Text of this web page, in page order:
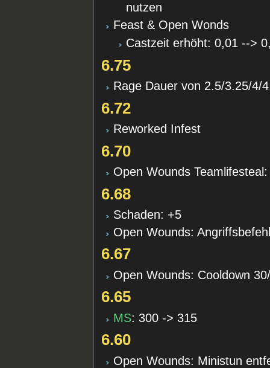
nutzen
Feast & Open Wonds
Castzeit erhöht: 0,01 -->
6.75
Rage Dauer von 2.5/3.25/4/
6.72
Reworked Infest
6.70
Open Wounds
6.68
Schaden: +5
Open Wounds:
6.67
Open Wounds: Cooldown
6.65
MS: 300 -> 315
6.60
Open Wounds: Ministun